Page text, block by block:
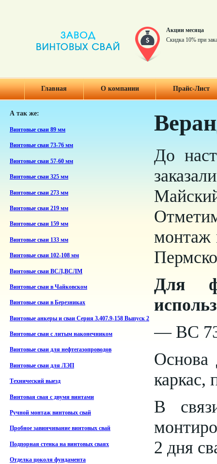
Акции месяца
Скидка 10% при
Главная О компании Прайс-Лист
А так же:
Винтовые сваи 89 мм
Винтовые сваи 73-76 мм
Винтовые сваи 57-60 мм
Винтовые сваи 325 мм
Винтовые сваи 273 мм
Винтовые сваи 219 мм
Винтовые сваи 159 мм
Винтовые сваи 133 мм
Винтовые сваи 102-108 мм
Винтовые сваи ВСЛ,ВСЛМ
Винтовые сваи в Чайковском
Винтовые сваи в Березниках
Винтовые анкеры и сваи Серия 3.407.9-158 Выпуск 2
Винтовые сваи с литым наконечником
Винтовые сваи для нефтегазопроводов
Винтовые сваи для ЛЭП
Технический выезд
Винтовая свая с двумя винтами
Ручной монтаж винтовых свай
Пробное завинчивание винтовых свай
Подпорная стенка на винтовых сваях
Отделка цоколя фундамента
До
монтаж
Для
— ВС
Основа
каркас,
В
2 дня